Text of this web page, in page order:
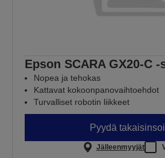
Epson SCARA GX20-C
Nopea ja tehokas
Kattavat kokoonpanovaihtoehdot
Turvalliset robotin liikkeet
Pyydä
Jälleenmyyjät